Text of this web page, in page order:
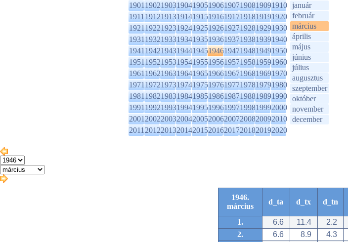
1901190219031904190519061907190819091910
1911191219131914191519161917191819191920
1921192219231924192519261927192819291930
1931193219331934193519361937193819391940
1941194219431944194519461947194819491950
1951195219531954195519561957195819591960
1961196219631964196519661967196819691970
1971197219731974197519761977197819791980
1981198219831984198519861987198819891990
1991199219931994199519961997199819992000
2001200220032004200520062007200820092010
2011201220132014201520162017201820192020
január
február
március
április
május
június
július
augusztus
szeptember
október
november
december
1946.
március
d_ta d_tx d_tn
1. 6.6 11.4 2.2
2.
6.6 8.9 4.3